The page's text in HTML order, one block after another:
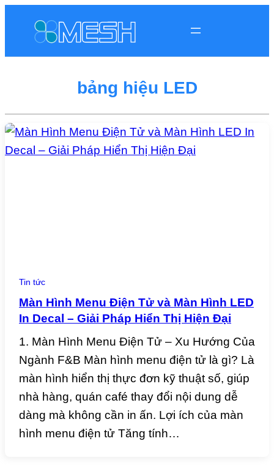
bảng hiệu LED
Tin tức
Màn Hình Menu Điện Tử và Màn Hình LED
In Decal – Giải Pháp Hiển Thị Hiện Đại
1. Màn Hình Menu Điện Tử – Xu Hướng Của
Ngành F&B Màn hình menu điện tử là gì? Là
màn hình hiển thị thực đơn kỹ thuật số, giúp
nhà hàng, quán café thay đổi nội dung dễ
dàng mà không cần in ấn. Lợi ích của màn
hình menu điện tử Tăng tính…